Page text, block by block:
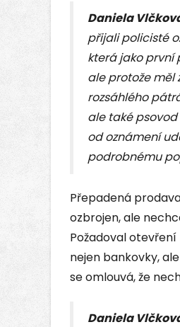
Daniela
přijali policisté
která jako první
ale protože měl
rozsáhlého
ale také
od oznámení
podrobnému
Přepadená
ozbrojen, ale
Požadoval otevření
nejen bankovky,
se omlouvá, že
Daniela